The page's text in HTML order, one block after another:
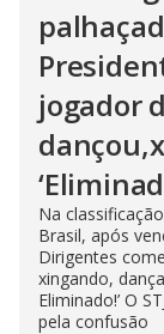
jogador
Na
Brasil, após
Dirigentes
xingando,
Eliminado!’ O
pela confusão